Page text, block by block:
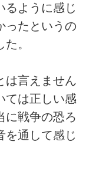
るように感じ
ったというの
。
は言えません
ては正しい感
に戦争の恐ろ
を通して感じ